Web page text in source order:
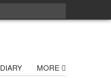
DIARY MORE